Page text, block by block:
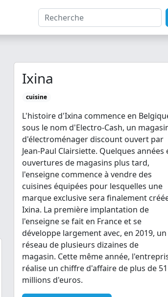
Ixina
cuisine
L'histoire d'Ixina commence en
sous le nom d'Electro-Cash, un
d'électroménager discount ouvert par
Jean-Paul Clairsiette. Quelques années
ouvertures de magasins plus tard,
l'enseigne commence à vendre des
cuisines équipées pour lesquelles une
marque exclusive sera finalement
Ixina. La première implantation de
l'enseigne se fait en France et se
développe largement avec, en 2019, un
réseau de plusieurs dizaines de
magasin. Cette même année,
réalise un chiffre d'affaire de plus de 51
millions d'euros.